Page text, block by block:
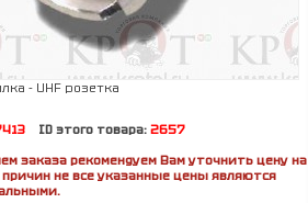
- UHF розетка
ID этого товара: 2657
заказа рекомендуем Вам уточнить цену на
не все указанные цены являются